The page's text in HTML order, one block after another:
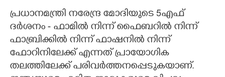
പ്രധാനമന്ത്രി നരേന്ദ്ര മോദിയുടെ 5എഫ്
ദർശനം - ഫാമിൽ നിന്ന് ഫൈബറിൽ നിന്ന്
ഫാബ്രിക്കിൽ നിന്ന് ഫാഷനിൽ നിന്ന്
ഫോറിനിലേക്ക് എന്നത് പ്രായോഗിക
തലത്തിലേക്ക് പരിവർത്തനപ്പെടുകയാണ്.